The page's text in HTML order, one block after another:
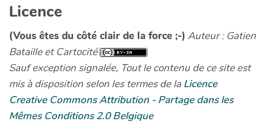
Licence
(Vous êtes du côté clair de la force ;-) Auteur : Gatien
Bataille et Cartocité
Sauf exception signalée, Tout le contenu de ce site est
mis à disposition selon les termes de laLicence
Creative Commons Attribution - Partage dans les
Mêmes Conditions 2.0 Belgique